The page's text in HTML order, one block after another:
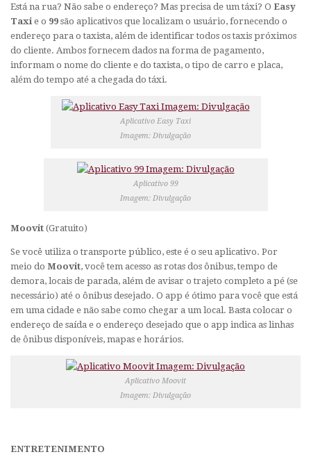
Está na rua? Não sabe o endereço? Mas precisa de um táxi? O Easy
Taxi e o 99 são aplicativos que localizam o usuário, fornecendo o
endereço para o taxista, além de identificar todos os taxis próximos
do cliente. Ambos fornecem dados na forma de pagamento,
informam o nome do cliente e do taxista, o tipo de carro e placa,
além do tempo até a chegada do táxi.
Aplicativo Easy Taxi
Imagem: Divulgação
Aplicativo 99
Imagem: Divulgação
Moovit (Gratuito)
Se você utiliza o transporte público, este é o seu aplicativo. Por
meio do Moovit, você tem acesso as rotas dos ônibus, tempo de
demora, locais de parada, além de avisar o trajeto completo a pé (se
necessário) até o ônibus desejado. O app é ótimo para você que está
em uma cidade e não sabe como chegar a um local. Basta colocar o
endereço de saída e o endereço desejado que o app indica as linhas
de ônibus disponíveis, mapas e horários.
Aplicativo Moovit
Imagem: Divulgação
ENTRETENIMENTO